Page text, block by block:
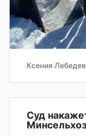
Ксения
Суд